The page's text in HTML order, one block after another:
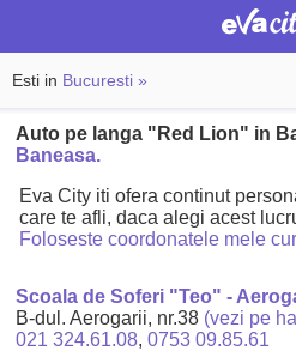
Esti in Bucuresti »
Auto pe langa "Red Lion" in
Baneasa.
Eva City iti ofera continut
care te afli, daca alegi acest
Foloseste coordonatele mele
Scoala de Soferi "Teo" -
B-dul. Aerogarii, nr.38 (vezi pe
021 324.61.08,0753 09.85.61